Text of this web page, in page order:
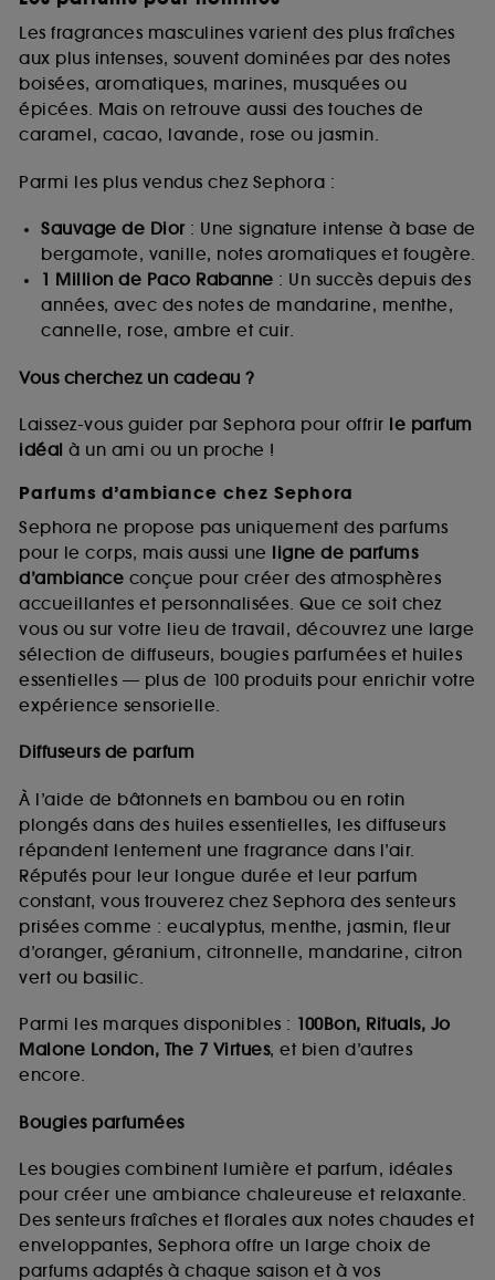
Les fragrances masculines varient des plus fraîches
aux plus intenses, souvent dominées par des notes
boisées, aromatiques, marines, musquées ou
épicées. Mais on retrouve aussi des touches de
caramel, cacao, lavande, rose ou jasmin.
Parmi les plus vendus chez Sephora :
Sauvage de Dior: Une signature intense à base de
bergamote, vanille, notes aromatiques et fougère.
1 Million de Paco Rabanne : Un succès depuis des
années, avec des notes de mandarine, menthe,
cannelle, rose, ambre et cuir.
Vous cherchez un cadeau ?
Laissez-vous guider par Sephora pour offrir le parfum
idéal à un ami ou un proche !
Parfums d’ambiance chez Sephora
Sephora ne propose pas uniquement des parfums
pour le corps, mais aussi une ligne de parfums
d’ambiance conçue pour créer des atmosphères
accueillantes et personnalisées. Que ce soit chez
vous ou sur votre lieu de travail, découvrez une large
sélection de diffuseurs, bougies parfumées et huiles
essentielles — plus de 100 produits pour enrichir votre
expérience sensorielle.
Diffuseurs de parfum
À l’aide de bâtonnets en bambou ou en rotin
plongés dans des huiles essentielles, les diffuseurs
répandent lentement une fragrance dans l’air.
Réputés pour leur longue durée et leur parfum
constant, vous trouverez chez Sephora des senteurs
prisées comme : eucalyptus, menthe, jasmin, fleur
d’oranger, géranium, citronnelle, mandarine, citron
vert ou basilic.
Parmi les marques disponibles : 100Bon, Rituals, Jo
Malone London, The 7 Virtues, et bien d’autres
encore.
Bougies parfumées
Les bougies combinent lumière et parfum, idéales
pour créer une ambiance chaleureuse et relaxante.
Des senteurs fraîches et florales aux notes chaudes et
enveloppantes, Sephora offre un large choix de
parfums adaptés à chaque saison et à vos